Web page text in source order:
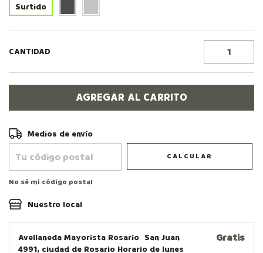
Surtido
CANTIDAD
Entregas para el CP:
Medios de envío
CALCULAR
No sé mi código postal
Nuestro local
Avellaneda Mayorista Rosario San Juan
4991, ciudad de Rosario Horario de lunes
Gratis